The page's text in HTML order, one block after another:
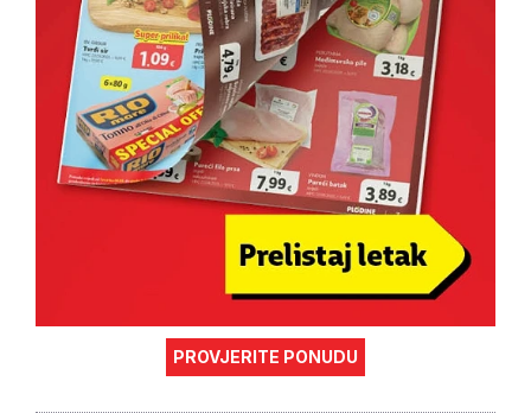
PROVJERITE PONUDU